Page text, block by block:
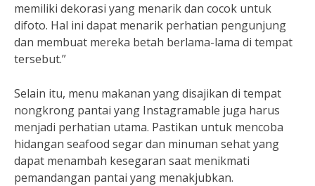
memiliki dekorasi yang menarik dan cocok untuk
difoto. Hal ini dapat menarik perhatian pengunjung
dan membuat mereka betah berlama-lama di tempat
tersebut.”
Selain itu, menu makanan yang disajikan di tempat
nongkrong pantai yang Instagramable juga harus
menjadi perhatian utama. Pastikan untuk mencoba
hidangan seafood segar dan minuman sehat yang
dapat menambah kesegaran saat menikmati
pemandangan pantai yang menakjubkan.